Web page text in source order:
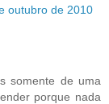
outubro de 2010
somente de uma
porque nada